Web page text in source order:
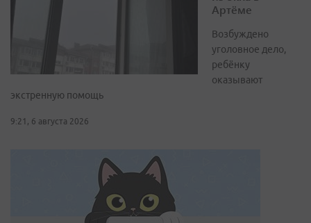
Артёме
Возбуждено
уголовное дело,
ребёнку
оказывают
экстренную помощь
9:21, 6 августа 2026